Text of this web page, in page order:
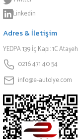
Linkedin
Adres & İletişim
YEDPA 139 İç Kapı: 1C
0216 471 40 54
info@e-autolye.com